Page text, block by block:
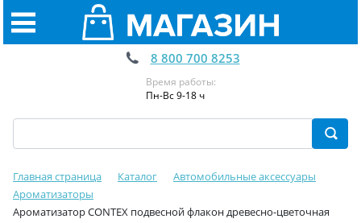
8 800 700 8253
Время работы:
Пн-Вс 9-18 ч
Главная страница Каталог
Автомобильные аксессуары
Ароматизаторы
Ароматизатор CONTEX подвесной флакон древесно-цветочная